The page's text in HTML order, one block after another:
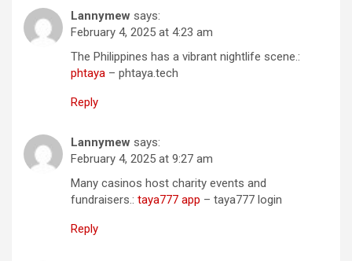
Lannymew says:
February 4, 2025 at 4:23 am
The Philippines has a vibrant nightlife scene.:
phtaya – phtaya.tech
Reply
Lannymew says:
February 4, 2025 at 9:27 am
Many casinos host charity events and
fundraisers.: taya777 app – taya777 login
Reply